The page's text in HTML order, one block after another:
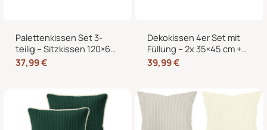
Palettenkissen Set 3-
teilig – Sitzkissen 120×60
cm + 2 Rückenkissen
60×40 cm für
37,99€
Dekokissen 4er Set mit
Füllung – 2x 35×45 cm +
2x 40×40 cm Zierkissen
für Sofa und Bett
39,99€